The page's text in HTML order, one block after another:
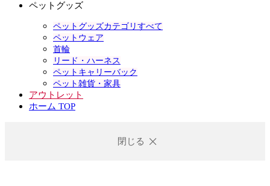
ペットグッズ
ペットグッズカテゴリすべて
ペットウェア
首輪
リード・ハーネス
ペットキャリーバック
ペット雑貨・家具
アウトレット
ホーム TOP
閉じる